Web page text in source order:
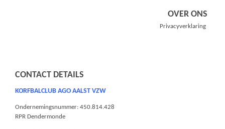
OVER ONS
Privacyverklaring
CONTACT DETAILS
KORFBALCLUB AGO AALST VZW
Ondernemingsnummer: 450.814.428
RPR Dendermonde